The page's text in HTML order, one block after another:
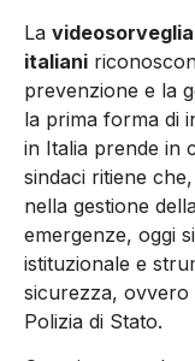
La
italiani
prevenzione e la
la prima forma di
in Italia prende in
sindaci ritiene
nella gestione
emergenze, oggi
istituzionale e
sicurezza, ovvero
Polizia di Stato.